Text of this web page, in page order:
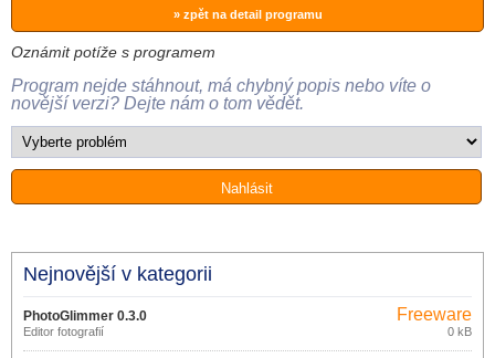
» zpět na detail programu
Oznámit potíže s programem
Program nejde stáhnout, má chybný popis nebo víte o
novější verzi? Dejte nám o tom vědět.
Nejnovější v kategorii
PhotoGlimmer 0.3.0
Editor fotografií
Freeware
0 kB